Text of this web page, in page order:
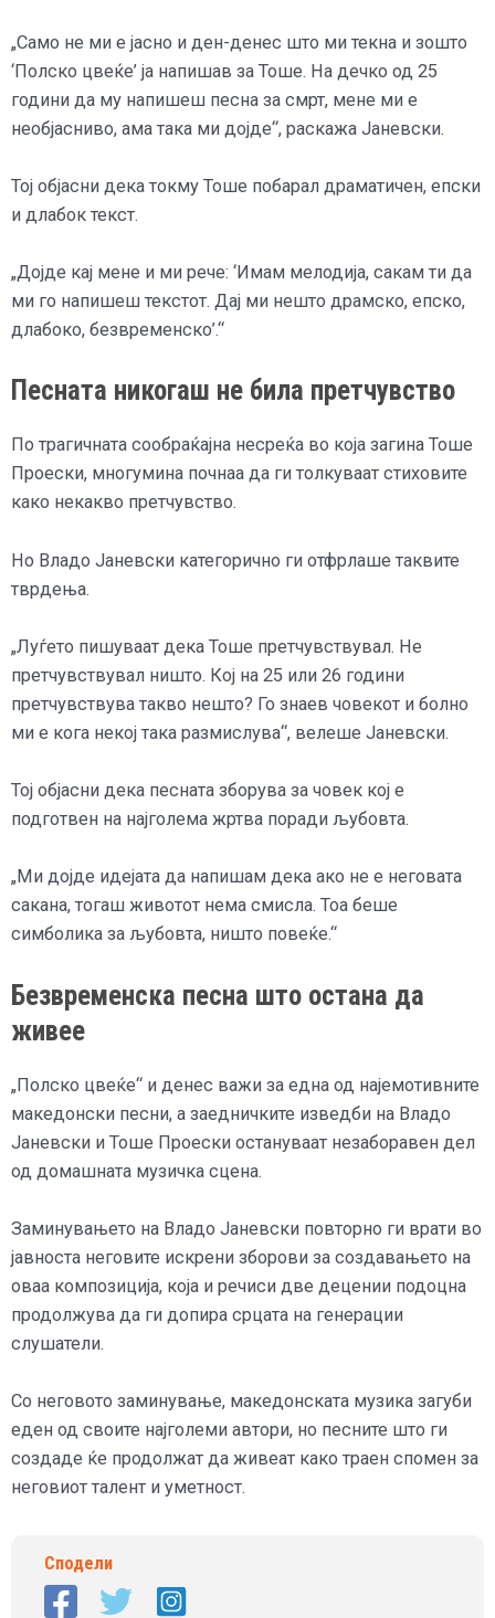
„Само не ми е јасно и ден-денес што ми текна и зошто
‘Полско цвеќе’ ја напишав за Тоше. На дечко од 25
години да му напишеш песна за смрт, мене ми е
необјасниво, ама така ми дојде“, раскажа Јаневски.
Тој објасни дека токму Тоше побарал драматичен, епски
и длабок текст.
„Дојде кај мене и ми рече: ‘Имам мелодија, сакам ти да
ми го напишеш текстот. Дај ми нешто драмско, епско,
длабоко, безвременско’.“
Песната никогаш не била претчувство
По трагичната сообраќајна несреќа во која загина Тоше
Проески, многумина почнаа да ги толкуваат стиховите
како некакво претчувство.
Но Владо Јаневски категорично ги отфрлаше таквите
тврдења.
„Луѓето пишуваат дека Тоше претчувствувал. Не
претчувствувал ништо. Кој на 25 или 26 години
претчувствува такво нешто? Го знаев човекот и болно
ми е кога некој така размислува“, велеше Јаневски.
Тој објасни дека песната зборува за човек кој е
подготвен на најголема жртва поради љубовта.
„Ми дојде идејата да напишам дека ако не е неговата
сакана, тогаш животот нема смисла. Тоа беше
симболика за љубовта, ништо повеќе.“
Безвременска песна што остана да
живее
„Полско цвеќе“ и денес важи за една од најемотивните
македонски песни, а заедничките изведби на Владо
Јаневски и Тоше Проески остануваат незаборавен дел
од домашната музичка сцена.
Заминувањето на Владо Јаневски повторно ги врати во
јавноста неговите искрени зборови за создавањето на
оваа композиција, која и речиси две децении подоцна
продолжува да ги допира срцата на генерации
слушатели.
Со неговото заминување, македонската музика загуби
еден од своите најголеми автори, но песните што ги
создаде ќе продолжат да живеат како траен спомен за
неговиот талент и уметност.
Сподели